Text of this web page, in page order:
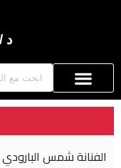
د
استدعاء محمد صلاح